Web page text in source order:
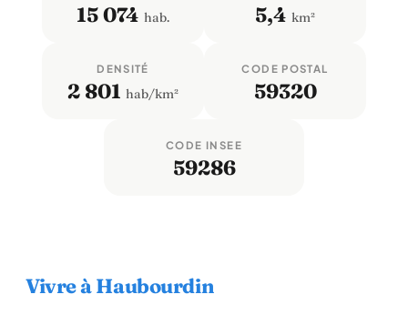
15 074 hab. 5,4 km²
DENSITÉ
2 801 hab/km²
CODE POSTAL
59320
CODE INSEE
59286
Vivre à Haubourdin